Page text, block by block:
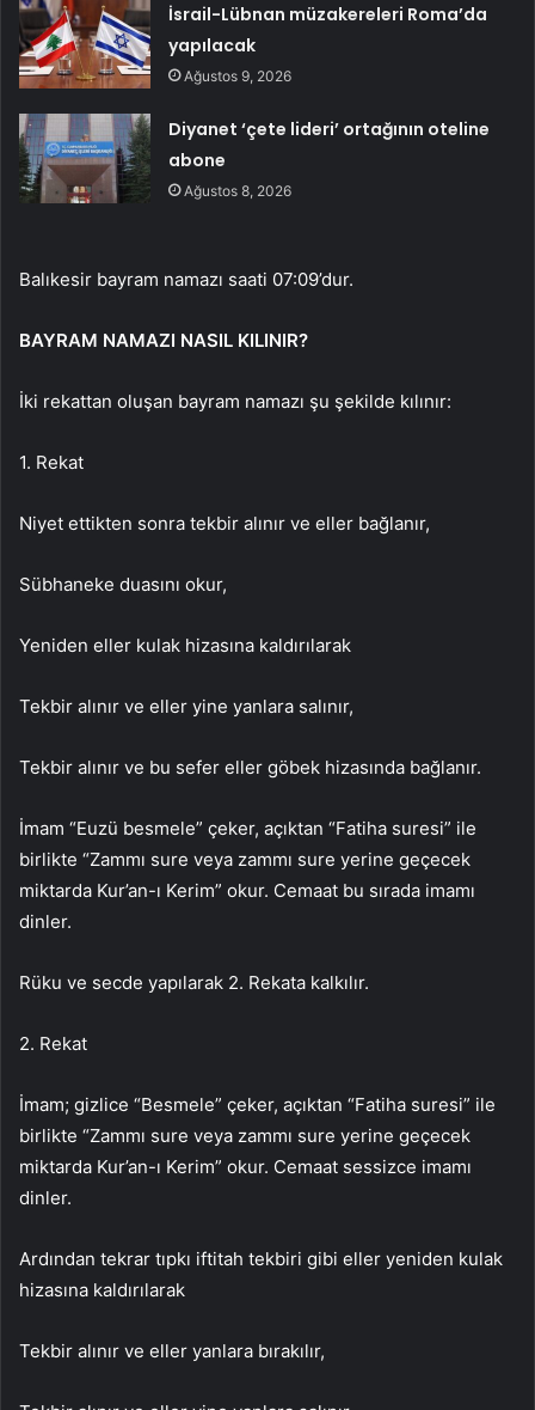
İsrail-Lübnan müzakereleri Roma’da
yapılacak
Ağustos 9, 2026
Diyanet ‘çete lideri’ ortağının oteline
abone
Ağustos 8, 2026
Balıkesir bayram namazı saati 07:09’dur.
BAYRAM NAMAZI NASIL KILINIR?
İki rekattan oluşan bayram namazı şu şekilde kılınır:
1. Rekat
Niyet ettikten sonra tekbir alınır ve eller bağlanır,
Sübhaneke duasını okur,
Yeniden eller kulak hizasına kaldırılarak
Tekbir alınır ve eller yine yanlara salınır,
Tekbir alınır ve bu sefer eller göbek hizasında bağlanır.
İmam “Euzü besmele” çeker, açıktan “Fatiha suresi” ile
birlikte “Zammı sure veya zammı sure yerine geçecek
miktarda Kur’an-ı Kerim” okur. Cemaat bu sırada imamı
dinler.
Rüku ve secde yapılarak 2. Rekata kalkılır.
2. Rekat
İmam; gizlice “Besmele” çeker, açıktan “Fatiha suresi” ile
birlikte “Zammı sure veya zammı sure yerine geçecek
miktarda Kur’an-ı Kerim” okur. Cemaat sessizce imamı
dinler.
Ardından tekrar tıpkı iftitah tekbiri gibi eller yeniden kulak
hizasına kaldırılarak
Tekbir alınır ve eller yanlara bırakılır,